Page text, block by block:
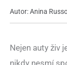
Autor: Anina
Nejen auty živ
nikdy nesmí